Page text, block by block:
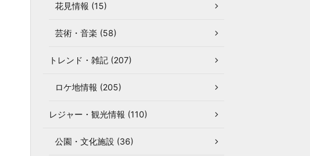
花見情報 (15)
芸術・音楽 (58)
トレンド・雑記 (207)
ロケ地情報 (205)
レジャー・観光情報 (110)
公園・文化施設 (36)